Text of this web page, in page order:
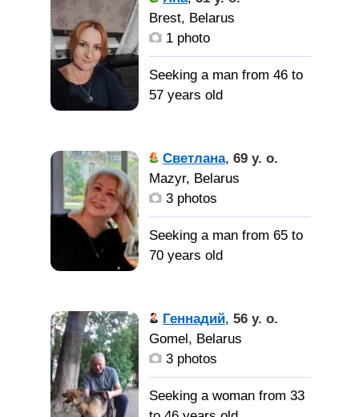
без жилищных проблем.
честного мужчину для
серьёзных отношений
Brest, Belarus
1 photo
Seeking a man from 46 to
57 years old
скромная. Люблю сад,
цветы, землю, лес.
Добрая. Люблю
Творческая натура.
целеустремлённого
мужчину. Которого есть
за что ценить и уважать.
С которым рядом,
исцелится душа и
болезнь" я все сама",
Светлана, 69 y. o.
Mazyr, Belarus
3 photos
Seeking a man from 65 to
70 years old
терпеливая и спокойная,
но все имеет свои
пределы.
Я хотела
бы встретить надёжного,
Геннадий, 56 y. o.
Gomel, Belarus
3 photos
Seeking a woman from 33